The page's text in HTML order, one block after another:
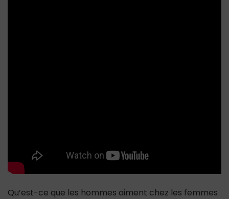
Qu’est-ce que les hommes aiment chez les femmes